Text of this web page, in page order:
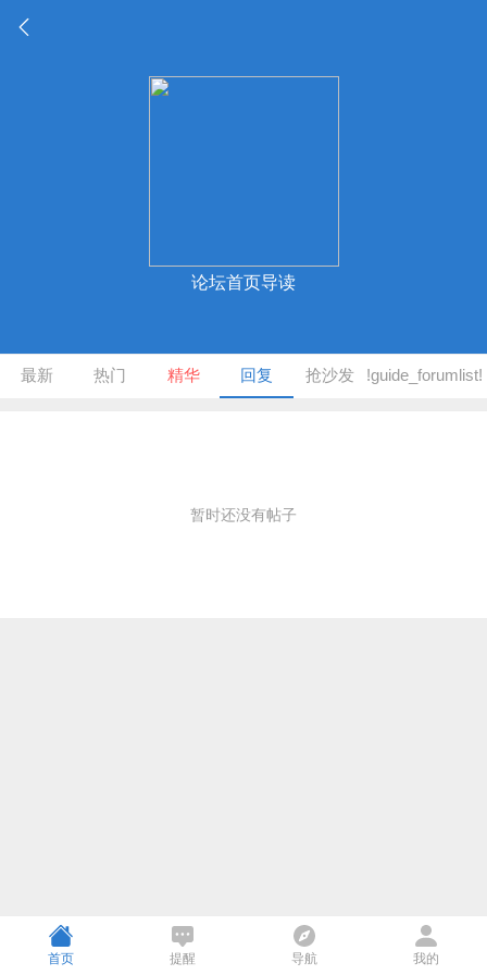
论坛首页导读
最新 热门 精华 回复 抢沙发 !guide_forumlist!
暂时还没有帖子
首页 提醒 导航 我的